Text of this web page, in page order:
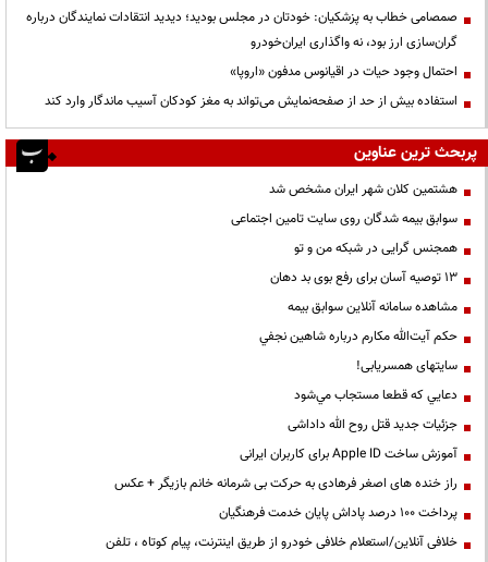
صمصامی خطاب به پزشکیان: خودتان در مجلس بودید؛ دیدید انتقادات نمایندگان درباره
گران‌سازی ارز بود، نه واگذاری ایران‌خودرو
احتمال وجود حیات در اقیانوس مدفون «اروپا»
استفاده بیش از حد از صفحه‌نمایش می‌تواند به مغز کودکان آسیب ماندگار وارد کند
پربحث ترین عناوین
هشتمین کلان شهر ایران مشخص شد
سوابق بیمه شدگان روی سایت تامین اجتماعی
همجنس گرایی در شبکه من و تو
13 توصیه آسان برای رفع بوی بد دهان
مشاهده سامانه آنلاين سوابق بیمه
حكم آيت‌الله مكارم درباره شاهين نجفي
سایتهای همسریابی!
دعايي كه قطعا مستجاب مي‌شود
جزئیات جدید قتل روح الله داداشی
آموزش ساخت Apple ID برای کاربران ایرانی
راز خنده های اصغر فرهادی به حرکت بی شرمانه خانم بازیگر + عکس
پرداخت ۱۰۰ درصد پاداش پایان خدمت فرهنگیان
خلافی آنلاین/استعلام خلافی خودرو از طریق اینترنت، پیام کوتاه ، تلفن